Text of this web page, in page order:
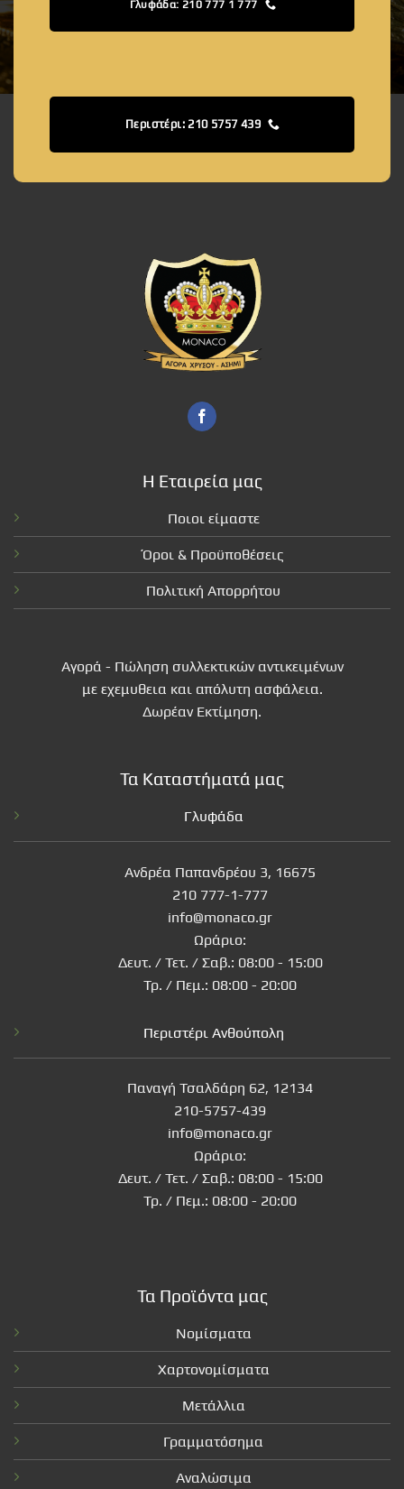
Γλυφάδα: 210 777 1 777
Περιστέρι: 210 5757 439
Η Εταιρεία μας
Ποιοι είμαστε
Όροι & Προϋποθέσεις
Πολιτική Απορρήτου
Αγορά - Πώληση συλλεκτικών αντικειμένων
με εχεμυθεια και απόλυτη ασφάλεια.
Δωρέαν Εκτίμηση.
Τα Καταστήματά μας
Γλυφάδα
Ανδρέα Παπανδρέου 3, 16675
210 777-1-777
info@monaco.gr
Ωράριο:
Δευτ. / Τετ. / Σαβ.: 08:00 - 15:00
Τρ. / Πεμ.: 08:00 - 20:00
Περιστέρι Ανθούπολη
Παναγή Τσαλδάρη 62, 12134
210-5757-439
info@monaco.gr
Ωράριο:
Δευτ. / Τετ. / Σαβ.: 08:00 - 15:00
Τρ. / Πεμ.: 08:00 - 20:00
Τα Προϊόντα μας
Νομίσματα
Χαρτονομίσματα
Μετάλλια
Γραμματόσημα
Αναλώσιμα